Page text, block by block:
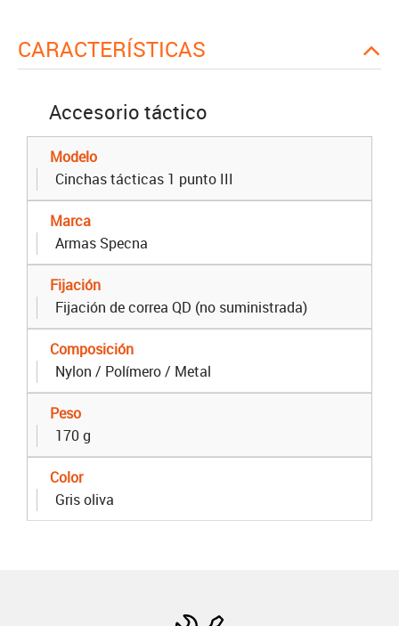
CARACTERÍSTICAS
Accesorio táctico
Modelo
Cinchas tácticas 1 punto III
Marca
Armas Specna
Fijación
Fijación de correa QD (no suministrada)
Composición
Nylon / Polímero / Metal
Peso
170 g
Color
Gris oliva